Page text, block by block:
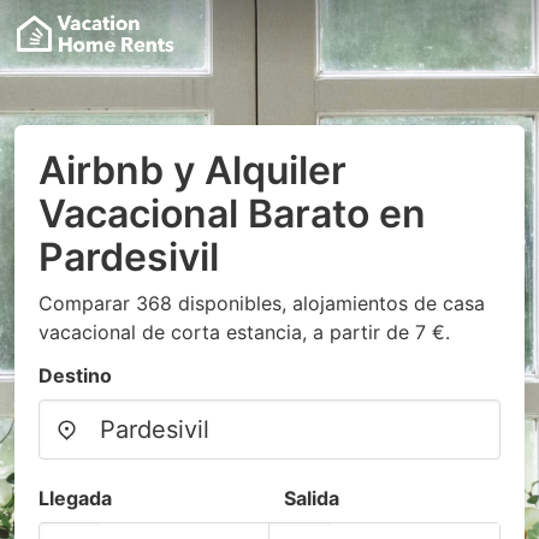
Airbnb y Alquiler
Vacacional Barato en
Pardesivil
Comparar 368 disponibles, alojamientos de casa
vacacional de corta estancia, a partir de 7 €.
Destino
Llegada Salida